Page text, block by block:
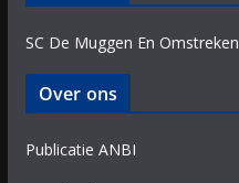
SC De Muggen En Omstreken
Over ons
Publicatie ANBI